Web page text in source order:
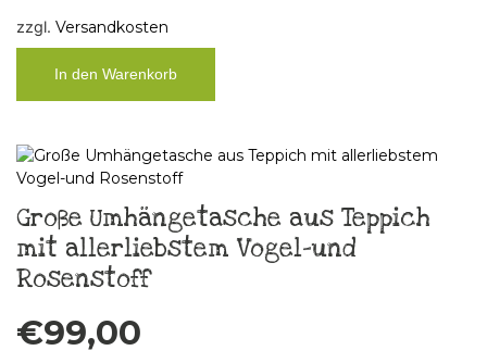
zzgl. Versandkosten
In den Warenkorb
Große Umhängetasche aus Teppich
mit allerliebstem Vogel-und
Rosenstoff
€99,00